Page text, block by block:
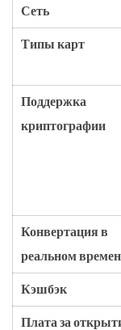
Сеть
Типы карт
Поддержка
криптографии
Конвертация в
реальном
Кэшбэк
Плата за